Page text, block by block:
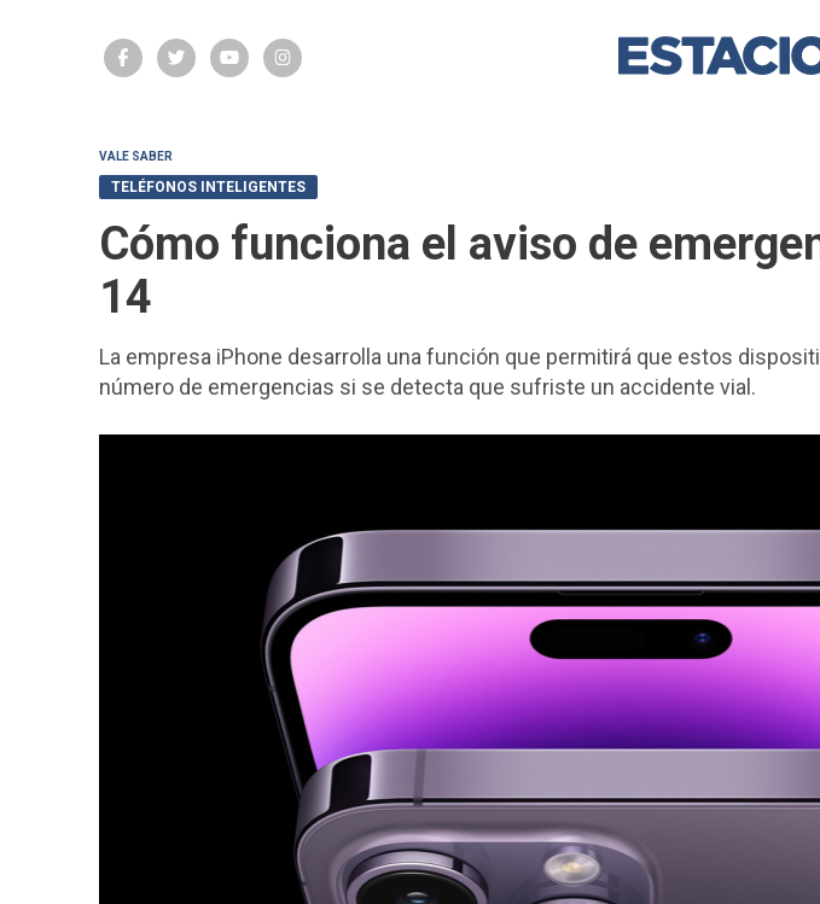
VALE SABER
TELÉFONOS INTELIGENTES
Cómo funciona el aviso de
14
La empresa iPhone desarrolla una función que permitirá que estos
número de emergencias si se detecta que sufriste un accidente vial.